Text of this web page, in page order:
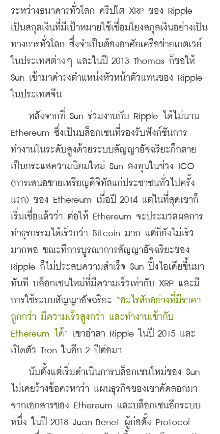
ระหว่างธนาคารทั่วโลก คริปโต XRP ของ Ripple
เป็นสกุลเงินที่มีเป้าหมายใช้เชื่อมโยงสกุลเงินอย่างเป็น
ทางการทั่วโลก ซึ่งจำเป็นต้องอาศัยเครือข่ายเกตเวย์
ในประเทศต่างๆ และในปี 2013 Thomas ก็ขอให้
Sun เข้ามาดำรงตำแหน่งหัวหน้าตัวแทนของ Ripple
ในประเทศจีน
หลังจากที่ Sun ร่วมงานกับ Ripple ได้ไม่นาน
Ethereum ซึ่งเป็นบล็อกเชนที่รองรับฟังก์ชันการ
ทำงานในระดับสูงด้วยระบบสัญญาอัจฉริยะก็กลาย
เป็นกระแสความนิยมใหม่ Sun ลงทุนในช่วง ICO
(การเสนอขายเหรียญดิจิทัลแก่ประชาชนทั่วไปครั้ง
แรก) ของ Ethereum เมื่อปี 2014 แต่ในที่สุดเขาก็
เริ่มเชื่อแล้วว่า ต่อให้ Ethereum จะประมวลผลการ
ทำธุรกรรมได้เร็วกว่า Bitcoin มาก แต่ก็ยังไม่เร็ว
มากพอ ขณะทีการบูรณาการสัญญาอัจฉริยะของ
Ripple ก็ไม่ประสบความสำเร็จ Sun ปิ๊งไอเดียขึ้นมา
ทันที บล็อกเชนใหม่ที่มีความเร็วเท่ากับ XRP และมี
การใช้ระบบสัญญาอัจฉริยะ “อะไรสักอย่างที่มีราคา
ถูกกว่า มีความเร็วสูงกว่า และทำงานเข้ากับ
Ethereum ได้” เขาอำลา Ripple ในปี 2015 และ
เปิดตัว Tron ในอีก 2 ปีต่อมา
นับตั้งแต่เริ่มดำเนินการบล็อกเชนใหม่ของ Sun
ไม่เคยร้างข้อครหาว่า แผนธุรกิจของเขาคัดลอกมา
จากเอกสารของ Ethereum และบล็อกเชนอีกระบบ
หนึ่ง ในปี 2018 Juan Benet ผู้ก่อตั้ง Protocol